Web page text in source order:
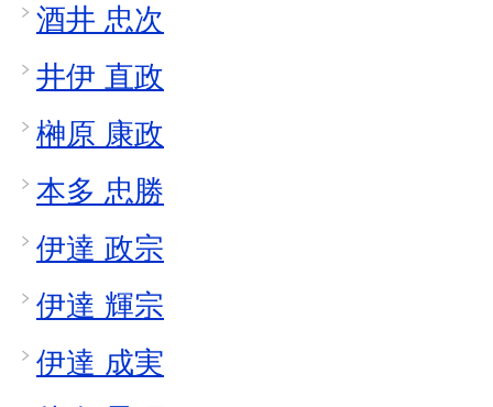
酒井 忠次
井伊 直政
榊原 康政
本多 忠勝
伊達 政宗
伊達 輝宗
伊達 成実